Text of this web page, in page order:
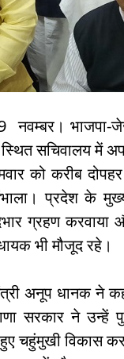
भाजपा-
सचिवालय में
दोपहर 3
प्रदेश के
ग्रहण
भी मौजूद रहे।
धानक ने कहा कि
सरकार ने उन्हें
चहुंमुखी विकास